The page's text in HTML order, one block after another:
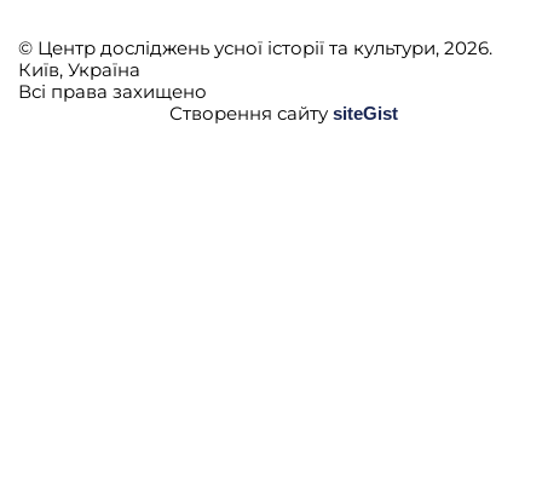
© Центр досліджень усної історії та культури, 2026.
Київ, Україна
Всі права захищено
Створення сайту siteGist